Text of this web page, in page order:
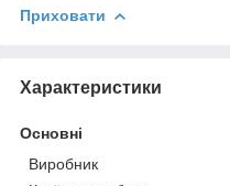
Приховати
Характеристики
Основні
Виробник